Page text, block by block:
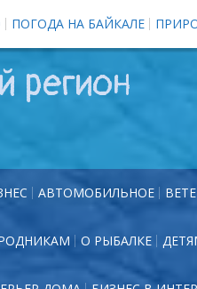
ПОГОДА НА БАЙКАЛЕ
регион
АВТОМОБИЛЬНОЕ
О РЫБАЛКЕ